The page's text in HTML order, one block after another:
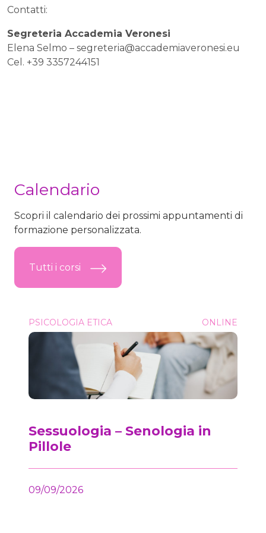
Contatti:
Segreteria Accademia Veronesi
Elena Selmo – segreteria@accademiaveronesi.eu
Cel. +39 3357244151
Calendario
Scopri il calendario dei prossimi appuntamenti di
formazione personalizzata.
Tutti i corsi
Sessuologia &#8211; Senologia in Pillole
PSICOLOGIA ETICA ONLINE
Sessuologia – Senologia in
Pillole
09/09/2026